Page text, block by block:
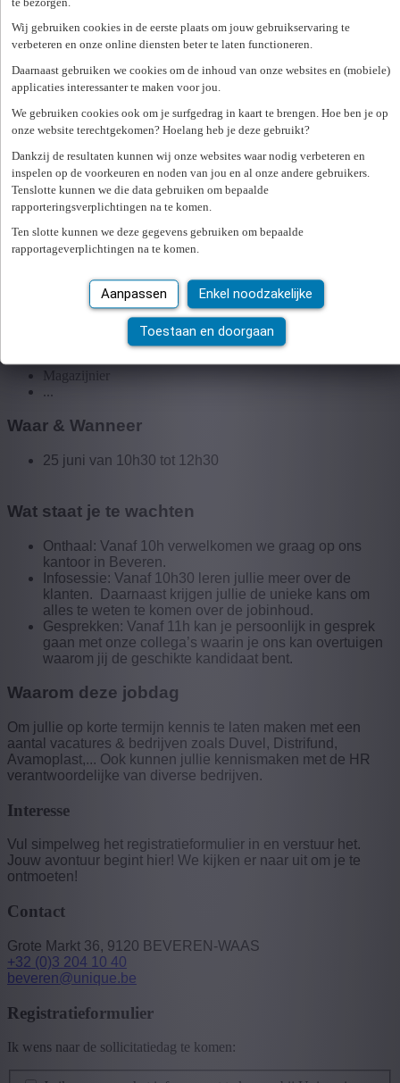
Wij gebruiken cookies in de eerste plaats om jouw gebruikservaring te
verbeteren en onze online diensten beter te laten functioneren.
Daarnaast gebruiken we cookies om de inhoud van onze websites en (mobiele)
applicaties interessanter te maken voor jou.
We gebruiken cookies ook om je surfgedrag in kaart te brengen. Hoe ben je op
onze website terechtgekomen? Hoelang heb je deze gebruikt?
Dankzij de resultaten kunnen wij onze websites waar nodig verbeteren en
inspelen op de voorkeuren en noden van jou en al onze andere gebruikers.
Tenslotte kunnen we die data gebruiken om bepaalde
rapporteringsverplichtingen na te komen.
Ten slotte kunnen we deze gegevens gebruiken om bepaalde
rapportageverplichtingen na te komen.
Aanpassen Enkel noodzakelijke
Toestaan en doorgaan
Werving & Selectie
Preventie & Veiligheid
HR bibliotheek
Webinar bibliotheek
Aanmelden
Jobdag Logistieke Profielen bij Unique!
Ben jij klaar om jouw carrière een krachtige impuls te
geven?Unique Beveren en Unique Sint-Niklaasnodigen je uit
om top bedrijven te leren kennen tijdens een exclusieve infodag op
Gezocht: Logistieke Profielen
Magazijnier
...
Waar & Wanneer
25 juni van 10h30 tot 12h30
Wat staat je te wachten
Onthaal: Vanaf 10h verwelkomen we graag op ons
kantoor in Beveren.
Infosessie: Vanaf 10h30 leren jullie meer over de
klanten. Daarnaast krijgen jullie de unieke kans om
alles te weten te komen over de jobinhoud.
Gesprekken: Vanaf 11h kan je persoonlijk in gesprek
gaan met onze collega’s waarin je ons kan overtuigen
waarom jij de geschikte kandidaat bent.
Waarom deze jobdag
Om jullie op korte termijn kennis te laten maken met een
aantal vacatures & bedrijven zoals Duvel, Distrifund,
Avamoplast,... Ook kunnen jullie kennismaken met de HR
verantwoordelijke van diverse bedrijven.
Interesse
Vul simpelweg het registratieformulier in en verstuur het.
Jouw avontuur begint hier! We kijken er naar uit om je te
ontmoeten!
Contact
Grote Markt 36, 9120 BEVEREN-WAAS
+32 (0)3 204 10 40
beveren@unique.be
Registratieformulier
Ik wens naar de sollicitatiedag te komen: